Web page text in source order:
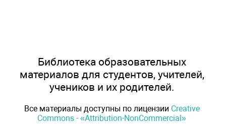
Библиотека образовательных
материалов для студентов, учителей,
учеников и их родителей.
Все материалы доступны по лицензии Creative
Commons - «Attribution-NonCommercial»